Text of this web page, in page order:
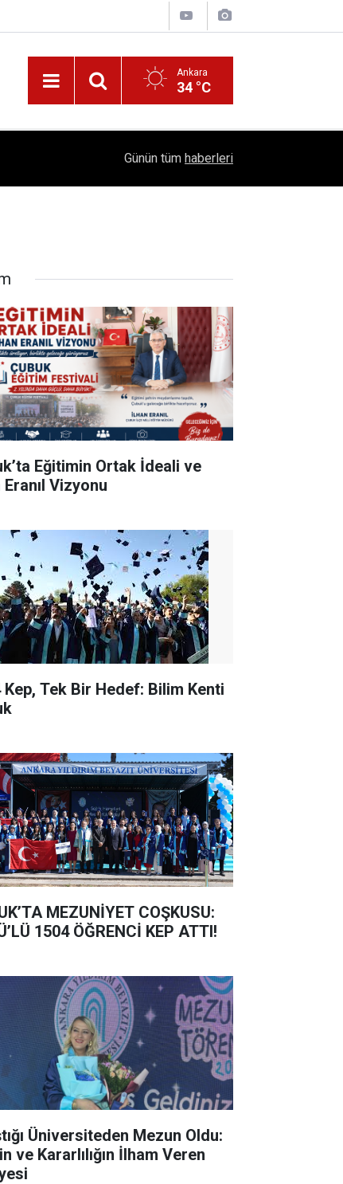
Ankara
34 °C
1504 Kep, Tek Bir Hedef: Bilim Kenti Çubuk
Günün tüm haberleri
Eğitimin Ortak İdeali ve
Vizyonu
Kep, Tek Bir Hedef: Bilim Kenti
MEZUNİYET COŞKUSU:
1504 ÖĞRENCİ KEP ATTI!
Üniversiteden Mezun Oldu:
ve Kararlılığın İlham Veren